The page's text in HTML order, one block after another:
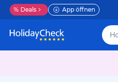
% Deals App öffnen